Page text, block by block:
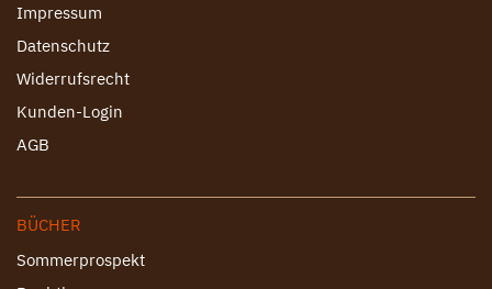
Impressum
Datenschutz
Widerrufsrecht
Kunden-Login
AGB
BÜCHER
Sommerprospekt